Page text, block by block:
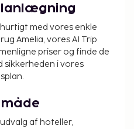
med vores enkle
Amelia, vores AI Trip
priser og finde de
sikkerheden i vores
måde
af hoteller,